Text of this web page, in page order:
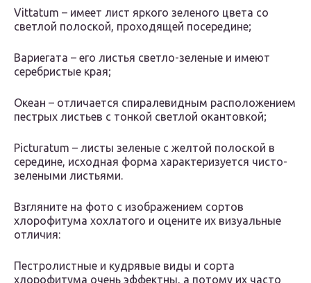
Vittatum – имеет лист яркого зеленого цвета со
светлой полоской, проходящей посередине;
Вариегата – его листья светло-зеленые и имеют
серебристые края;
Океан – отличается спиралевидным расположением
пестрых листьев с тонкой светлой окантовкой;
Picturatum – листы зеленые с желтой полоской в
середине, исходная форма характеризуется чисто-
зелеными листьями.
Взгляните на фото с изображением сортов
хлорофитума хохлатого и оцените их визуальные
отличия:
Пестролистные и кудрявые виды и сорта
хлорофитума очень эффектны, а потому их часто